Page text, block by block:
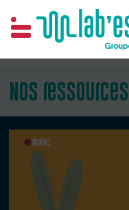
Samim
Nos ressources